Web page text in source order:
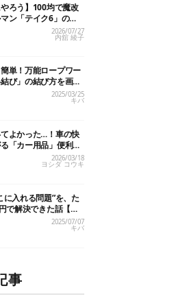
やろう】100均で魔改
ン「テイク6」の使
の倍”にする裏ワザ6連
2026/07/27
内舘 綾子
単！万能ロープワー
び」の結び方を画像
2025/03/25
キバ
よかった…！車の快
「カー用品」便利グ
2026/03/18
ヨシダ コウキ
に入れる問題”を、た
で解決できた話【超
2025/07/07
キバ
事